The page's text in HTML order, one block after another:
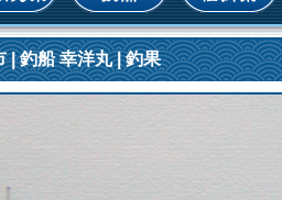
| 釣船 幸洋丸 | 釣果